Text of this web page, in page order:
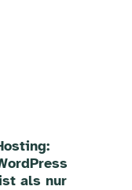
als nur